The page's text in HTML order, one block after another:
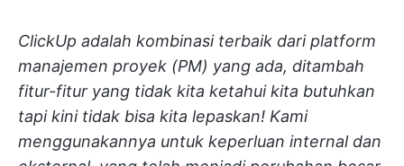
ClickUp adalah kombinasi terbaik dari platform
manajemen proyek (PM) yang ada, ditambah
fitur-fitur yang tidak kita ketahui kita butuhkan
tapi kini tidak bisa kita lepaskan! Kami
menggunakannya untuk keperluan internal dan